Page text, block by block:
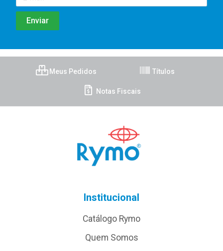
Meus Pedidos Títulos
Notas Fiscais
Institucional
Catálogo Rymo
Quem Somos